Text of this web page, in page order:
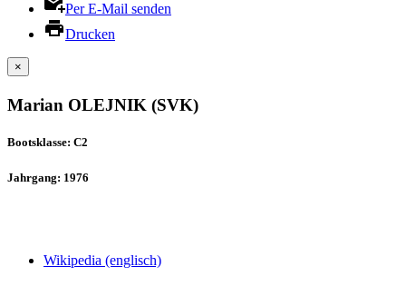
Per E-Mail senden
Drucken
×
Marian OLEJNIK (SVK)
Bootsklasse: C2
Jahrgang: 1976
Wikipedia (englisch)